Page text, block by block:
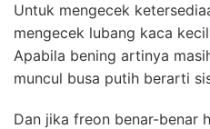
Untuk mengecek
mengecek lubang kaca
Apabila bening artinya
muncul busa putih berarti
Dan jika freon benar-benar